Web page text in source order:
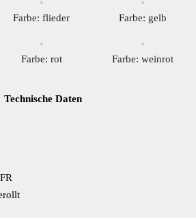
Farbe: flieder Farbe: gelb
Farbe: rot Farbe: weinrot
Technische Daten